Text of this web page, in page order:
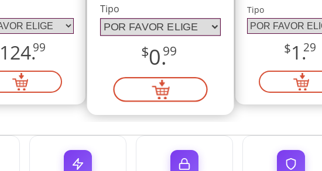
124.99
Tipo
$0.99
Tipo
$1.29